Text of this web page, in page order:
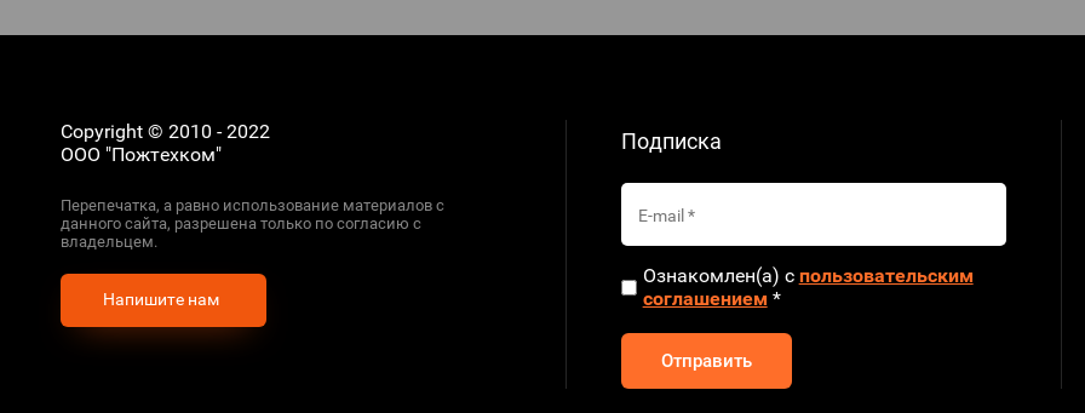
Copyright © 2010 - 2022
ООО "Пожтехком"
Перепечатка, а равно использование материалов с
данного сайта, разрешена только по согласию с
владельцем.
Напишите нам
Подписка
Ознакомлен(а) с пользовательским
соглашением *
Отправить